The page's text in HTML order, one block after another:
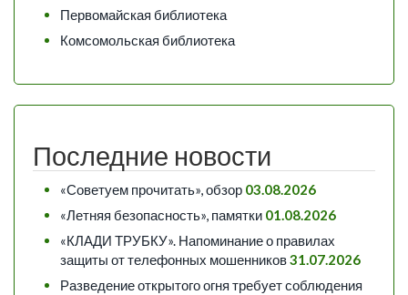
Первомайская библиотека
Комсомольская библиотека
Последние новости
«Советуем прочитать», обзор 03.08.2026
«Летняя безопасность», памятки 01.08.2026
«КЛАДИ ТРУБКУ». Напоминание о правилах
защиты от телефонных мошенников31.07.2026
Разведение открытого огня требует соблюдения